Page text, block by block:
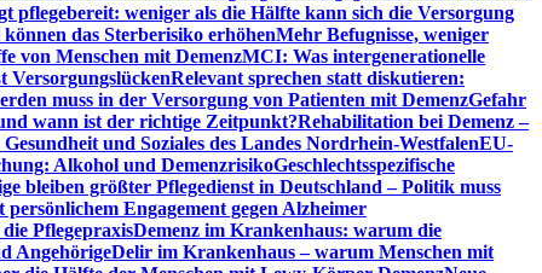
pflegebereit: weniger als die Hälfte kann sich die Versorgung
das Sterberisiko erhöhenMehr Befugnisse, weniger
von Menschen mit DemenzMCI: Was intergenerationelle
VersorgungslückenRelevant sprechen statt diskutieren:
muss in der Versorgung von Patienten mit DemenzGefahr
wann ist der richtige Zeitpunkt?Rehabilitation bei Demenz –
und Soziales des Landes Nordrhein-WestfalenEU-
Alkohol und DemenzrisikoGeschlechtsspezifische
bleiben größter Pflegedienst in Deutschland – Politik muss
Engagement gegen Alzheimer
PflegepraxisDemenz im Krankenhaus: warum die
AngehörigeDelir im Krankenhaus – warum Menschen mit